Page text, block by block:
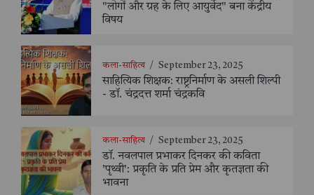
"लोगों और ग्रह के लिए आयुर्वेद" बना केंद्रीय
विषय
कला-साहित्य / September 23, 2025
साहित्यिक शिक्षक: राष्ट्रनिर्माण के असली शिल्पी
- डॉ. चंद्रदत्त शर्मा चंद्रकवि
कला-साहित्य / September 23, 2025
डॉ. नवलपाल प्रभाकर दिनकर की कविता
'पृथ्वी': प्रकृति के प्रति प्रेम और कृतज्ञता की
भावना